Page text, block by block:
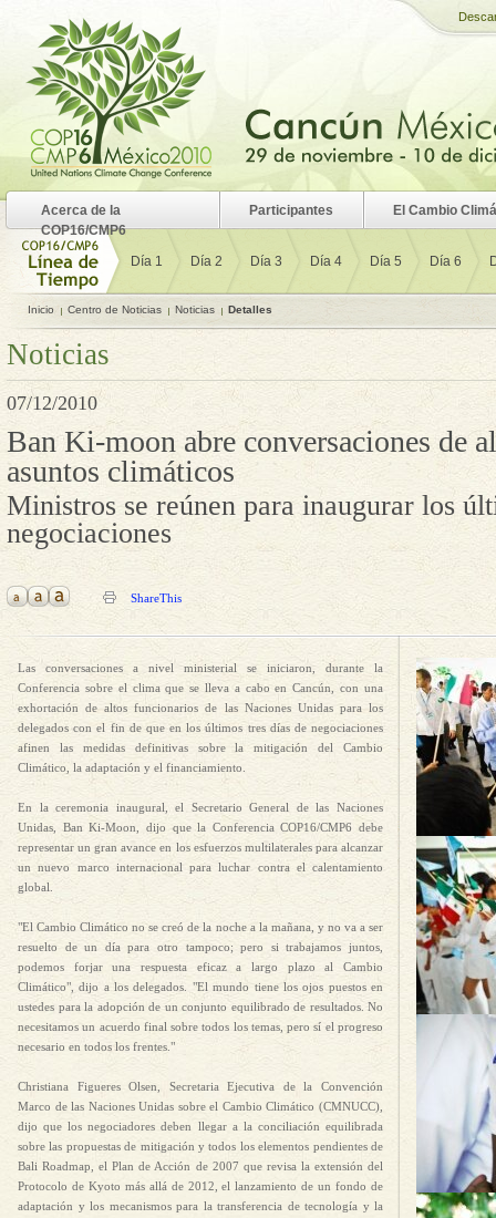
Noticias
07/12/2010
Ban Ki-moon abre conversaciones de
asuntos climáticos
Ministros se reúnen para inaugurar los
negociaciones
ShareThis
Las conversaciones a nivel ministerial se iniciaron, durante la
Conferencia sobre el clima que se lleva a cabo en Cancún, con una
exhortación de altos funcionarios de las Naciones Unidas para los
delegados con el fin de que en los últimos tres días de negociaciones
afinen las medidas definitivas sobre la mitigación del Cambio
Climático, la adaptación y el financiamiento.
En la ceremonia inaugural, el Secretario General de las Naciones
Unidas, Ban Ki-Moon, dijo que la Conferencia COP16/CMP6 debe
representar un gran avance en los esfuerzos multilaterales para alcanzar
un nuevo marco internacional para luchar contra el calentamiento
global.
"El Cambio Climático no se creó de la noche a la mañana, y no va a ser
resuelto de un día para otro tampoco; pero si trabajamos juntos,
podemos forjar una respuesta eficaz a largo plazo al Cambio
Climático", dijo a los delegados. "El mundo tiene los ojos puestos en
ustedes para la adopción de un conjunto equilibrado de resultados. No
necesitamos un acuerdo final sobre todos los temas, pero sí el progreso
necesario en todos los frentes."
Christiana Figueres Olsen, Secretaria Ejecutiva de la Convención
Marco de las Naciones Unidas sobre el Cambio Climático (CMNUCC),
dijo que los negociadores deben llegar a la conciliación equilibrada
sobre las propuestas de mitigación y todos los elementos pendientes de
Bali Roadmap, el Plan de Acción de 2007 que revisa la extensión del
Protocolo de Kyoto más allá de 2012, el lanzamiento de un fondo de
adaptación y los mecanismos para la transferencia de tecnología y la
Día 1 Día 2 Día 3 Día 4 Día 5 Día 6
Inicio Centro de Noticias Noticias Detalles
Acerca de la
COP16/CMP6
Participantes El Cambio